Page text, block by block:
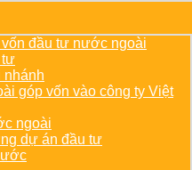
đầu tư nước ngoài
tư
nhánh
góp vốn vào công ty Việt
ngoài
dự án đầu tư